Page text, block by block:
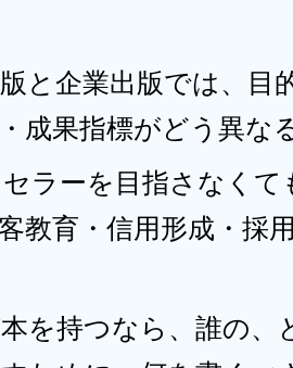
と企業出版では、目
成果指標がどう異な
ラーを目指さなくて
教育・信用形成・採
を持つなら、誰の、